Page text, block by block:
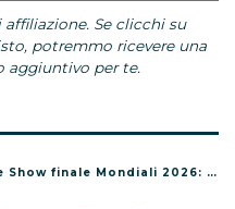
Se clicchi su
potremmo ricevere una
aggiuntivo per te.
finale Mondiali 2026: orario, dove vederlo e chi canta